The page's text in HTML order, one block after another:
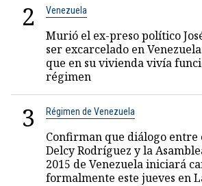
2 Venezuela
Murió el ex-preso político
ser excarcelado en
que en su vivienda vivía
régimen
3 Régimen de Venezuela
Confirman que diálogo entre
Delcy Rodríguez y la
2015 de Venezuela iniciará
formalmente este jueves en